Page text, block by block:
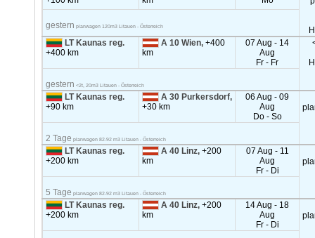
gestern planwagen 120m3 Litauen - Österreich
LT Kaunas reg.
+400 km
A 10 Wien,+400
km
07 Aug - 14
Aug
Fr - Fr
gestern <2t, 20m3 Litauen - Österreich
LT Kaunas reg.
+90 km
A 30 Purkersdorf,
+30 km
06 Aug - 09
Aug
Do - So
2 Tage planwagen 82-92 m3 Litauen - Österreich
LT Kaunas reg.
+200 km
A 40 Linz,+200
km
07 Aug - 11
Aug
Fr - Di
5 Tage planwagen 82-92 m3 Litauen - Österreich
LT Kaunas reg.
+200 km
A 40 Linz,+200
km
14 Aug - 18
Aug
Fr - Di